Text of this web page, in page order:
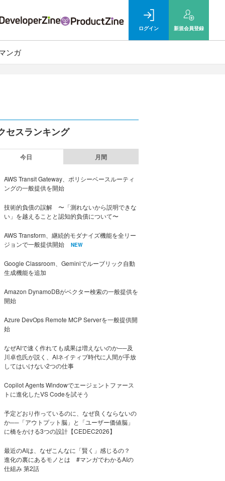
ログイン 新規会員登録
ンガ
セスランキング
今日 月間
AWS Transit Gateway、ポリシーベースルーティ
ングの一般提供を開始
技術的負債の誤解 〜「測れないから説明できな
い」を越えることと認知的負債について〜
AWS Transform、継続的モダナイズ機能を全リー
ジョンで一般提供開始
NEW
Google Classroom、Geminiでルーブリック自動
生成機能を追加
Amazon DynamoDBがベクター検索の一般提供を
開始
Azure DevOps Remote MCP Serverを一般提供開
始
なぜAIで速く作れても成果は増えないのか──及
川卓也氏が説く、AIネイティブ時代に人間が手放
してはいけない2つの仕事
Copilot Agents Windowでエージェントファース
トに進化したVS Codeを試そう
予定どおり作っているのに、なぜ良くならないの
か──「アウトプット脳」と「ユーザー価値脳」
に橋をかける3つの設計【CEDEC2026】
最近のAIは、なぜこんなに「賢く」感じるの？
進化の裏にあるモノとは #マンガでわかるAIの
仕組み 第2話